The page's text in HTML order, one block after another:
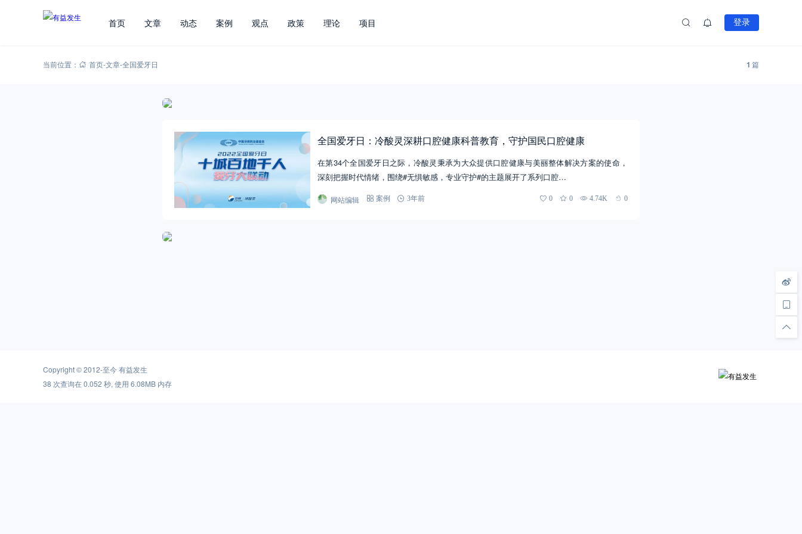
首页 文章 动态 案例 观点 政策 理论 项目 登录
当前位置： 首页-文章-全国爱牙日 1 篇
全国爱牙日：冷酸灵深耕口腔健康科普教育，守护国民口腔健康
在第34个全国爱牙日之际，冷酸灵秉承为大众提供口腔健康与美丽整体解决方案的使命，
深刻把握时代情绪，围绕#无惧敏感，专业守护#的主题展开了系列口腔…
网站编辑 案例 3年前 0 0 4.74K 0
Copyright © 2012-至今有益发生
38 次查询在 0.052 秒, 使用 6.08MB 内存